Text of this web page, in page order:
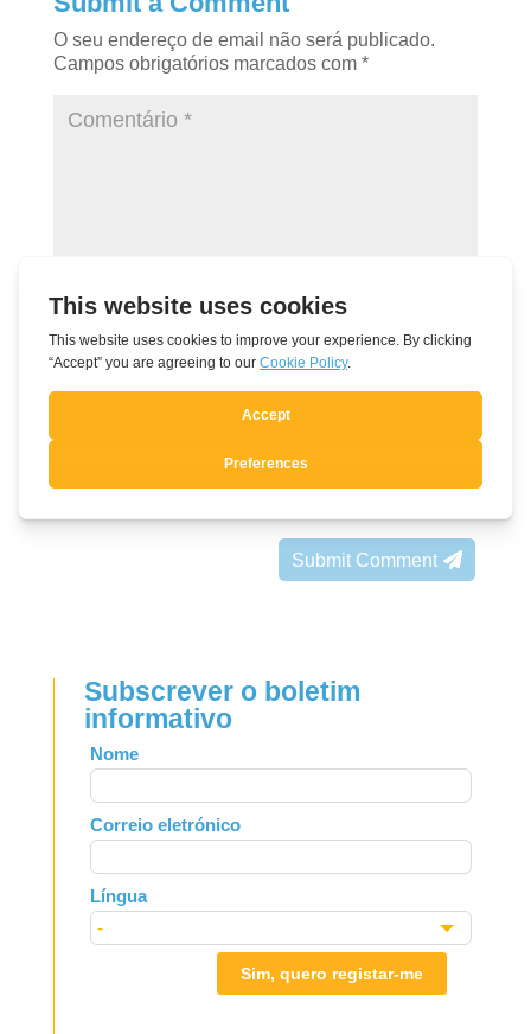
O seu endereço de email não será publicado.
Campos obrigatórios marcados com *
Submit Comment
Subscrever o boletim
informativo
Leave
this
field
blank
Nome
Correio eletrónico
Língua
Sim, quero registar-me